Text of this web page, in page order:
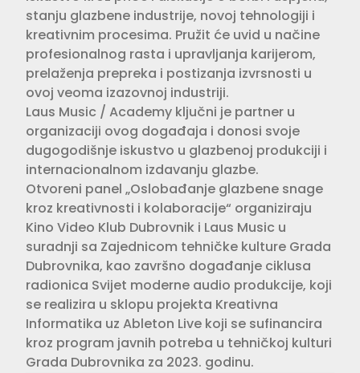
stanju glazbene industrije, novoj tehnologiji i
kreativnim procesima. Pružit će uvid u načine
profesionalnog rasta i upravljanja karijerom,
prelaženja prepreka i postizanja izvrsnosti u
ovoj veoma izazovnoj industriji.
Laus Music / Academy ključni je partner u
organizaciji ovog događaja i donosi svoje
dugogodišnje iskustvo u glazbenoj produkciji i
internacionalnom izdavanju glazbe.
Otvoreni panel „Oslobađanje glazbene snage
kroz kreativnosti i kolaboracije“ organiziraju
Kino Video Klub Dubrovnik i Laus Music u
suradnji sa Zajednicom tehničke kulture Grada
Dubrovnika, kao završno događanje ciklusa
radionica Svijet moderne audio produkcije, koji
se realizira u sklopu projekta Kreativna
Informatika uz Ableton Live koji se sufinancira
kroz program javnih potreba u tehničkoj kulturi
Grada Dubrovnika za 2023. godinu.